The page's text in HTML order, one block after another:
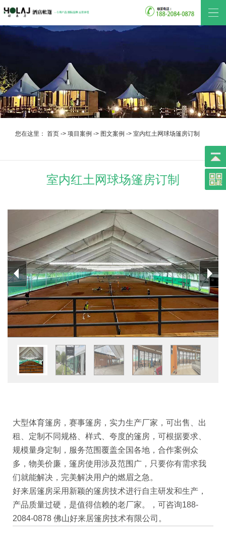
您在这里： 首页 -> 项目案例 -> 图文案例 -> 室内红土网球场篷房订制
室内红土网球场篷房订制
大型体育篷房，赛事篷房，实力生产厂家，可出售、出
租、定制不同规格、样式、夸度的篷房，可根据要求、
规模量身定制，服务范围覆盖全国各地，合作案例众
多，物美价廉，篷房使用涉及范围广，只要你有需求我
们就能解决，完美解决用户的燃眉之急。
好来居篷房采用新颖的篷房技术进行自主研发和生产，
产品质量过硬，是值得信赖的老厂家。，可咨询188-
2084-0878 佛山好来居篷房技术有限公司。